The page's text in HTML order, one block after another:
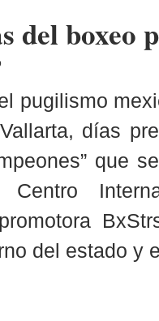
del boxeo
pugilismo
días
que
del estado y